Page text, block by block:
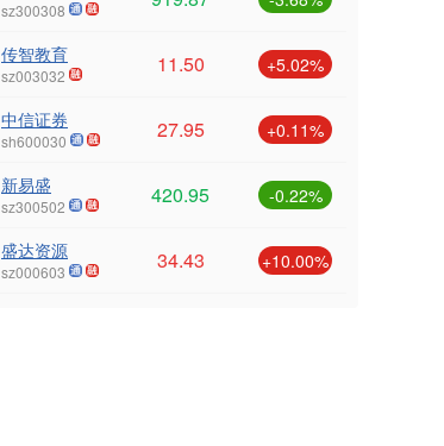
sz300308
传智教育
sz003032 11.50 +5.02%
中信证券
sh600030 27.95 +0.11%
新易盛
sz300502 420.95 -0.22%
盛达资源
sz000603 34.43 +10.00%